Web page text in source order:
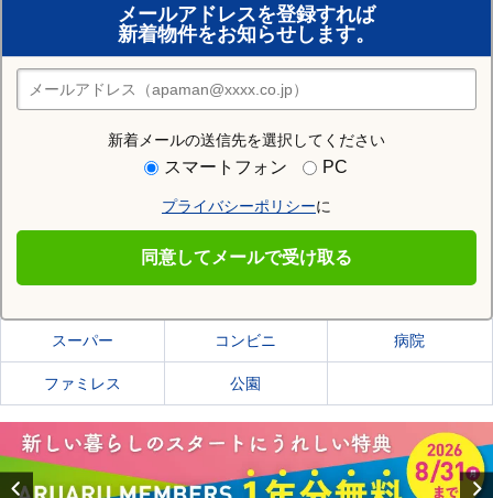
メールアドレスを登録すれば
新着物件をお知らせします。
新着メールの送信先を選択してください
スマートフォン PC
プライバシーポリシーに
同意してメールで受け取る
おまかせ物件リクエスト
住みたい街の店舗を探す
店舗検索
住む街研究所で青森市の情報を見る
青森市の施設一覧
スーパー コンビニ 病院
ファミレス 公園
Previous